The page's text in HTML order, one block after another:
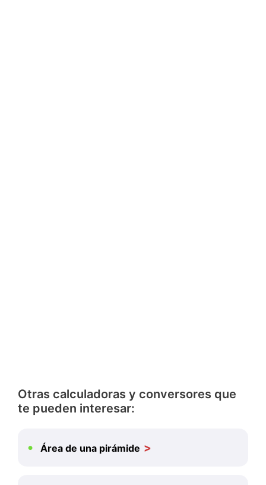
Otras calculadoras y conversores que
te pueden interesar:
Área de una pirámide